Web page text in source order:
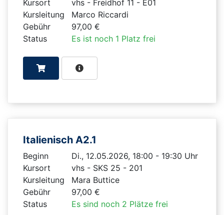
Kursort
vhs - Freidhof 11 - E01
Kursleitung
Marco Riccardi
Gebühr
97,00 €
Status
Es ist noch 1 Platz frei
Italienisch A2.1
Beginn
Di., 12.05.2026, 18:00 - 19:30 Uhr
Kursort
vhs - SKS 25 - 201
Kursleitung
Mara Buttice
Gebühr
97,00 €
Status
Es sind noch 2 Plätze frei